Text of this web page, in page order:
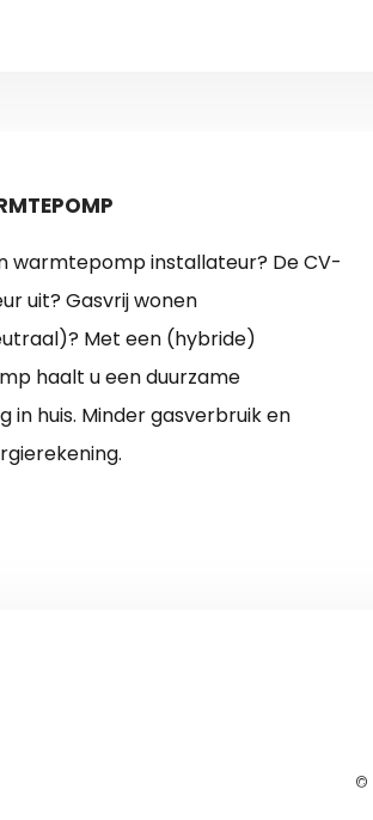
warmtepomp installateur? De CV-
uit? Gasvrij wonen
Met een (hybride)
haalt u een duurzame
in huis. Minder gasverbruik en
©